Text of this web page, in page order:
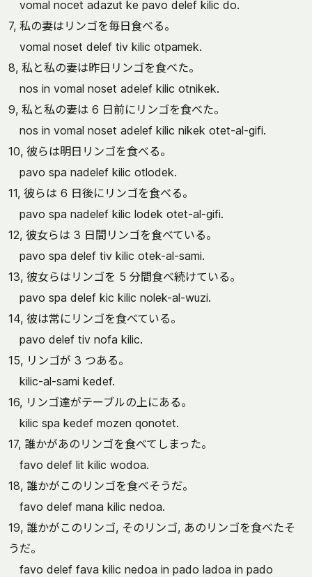
vomal nocet adazut ke pavo delef kilic do.
7, 私の妻はリンゴを毎日食べる。
vomal noset delef tiv kilic otpamek.
8, 私と私の妻は昨日リンゴを食べた。
nos in vomal noset adelef kilic otnikek.
9, 私と私の妻は 6 日前にリンゴを食べた。
nos in vomal noset adelef kilic nikek otet-al-gifi.
10, 彼らは明日リンゴを食べる。
pavo spa nadelef kilic otlodek.
11, 彼らは 6 日後にリンゴを食べる。
pavo spa nadelef kilic lodek otet-al-gifi.
12, 彼女らは 3 日間リンゴを食べている。
pavo spa delef tiv kilic otek-al-sami.
13, 彼女らはリンゴを 5 分間食べ続けている。
pavo spa delef kic kilic nolek-al-wuzi.
14, 彼は常にリンゴを食べている。
pavo delef tiv nofa kilic.
15, リンゴが 3 つある。
kilic-al-sami kedef.
16, リンゴ達がテーブルの上にある。
kilic spa kedef mozen qonotet.
17, 誰かがあのリンゴを食べてしまった。
favo delef lit kilic wodoa.
18, 誰かがこのリンゴを食べそうだ。
favo delef mana kilic nedoa.
19, 誰かがこのリンゴ, そのリンゴ, あのリンゴを食べたそ
うだ。
favo delef fava kilic nedoa in pado ladoa in pado